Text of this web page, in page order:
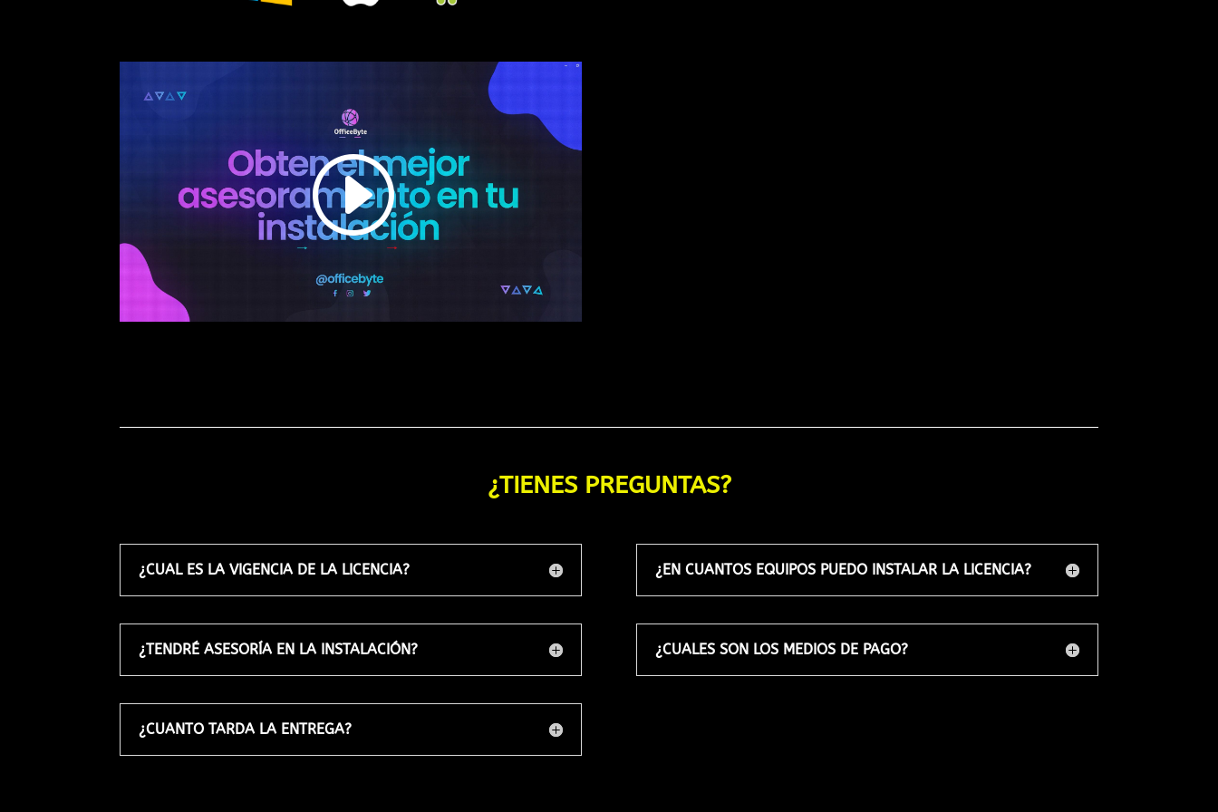
¿TIENES PREGUNTAS?
¿CUAL ES LA VIGENCIA DE LA LICENCIA?
¿TENDRÉ ASESORÍA EN LA INSTALACIÓN?
¿CUANTO TARDA LA ENTREGA?
¿EN CUANTOS EQUIPOS PUEDO INSTALAR LA LICENCIA?
¿CUALES SON LOS MEDIOS DE PAGO?